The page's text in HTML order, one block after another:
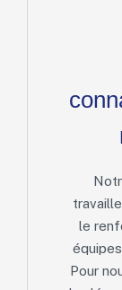
le
Pour